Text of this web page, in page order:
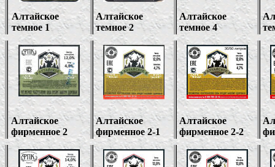
Алтайское
темное 1
Алтайское
темное 2
Алтайское
темное 4
Алтайское
фирменное 2
Алтайское
фирменное 2-1
Алтайское
фирменное 2-2